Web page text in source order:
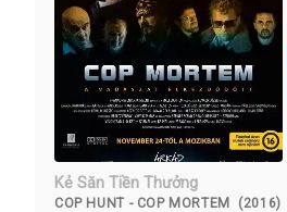
Kẻ Săn Tiền Thưởng
COP HUNT - COP MORTEM (2016)